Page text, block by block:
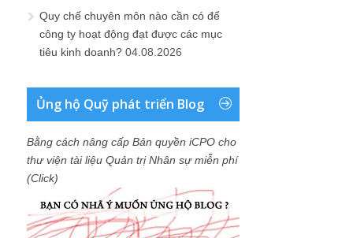
Quy chế chuyên môn nào cần có để
công ty hoạt động đạt được các mục
tiêu kinh doanh? 04.08.2026
Ủng hộ Quỹ phát triển Blog
Bằng cách nâng cấp Bản quyền iCPO cho
thư viện tài liệu Quản trị Nhân sự miễn phí
(Click)